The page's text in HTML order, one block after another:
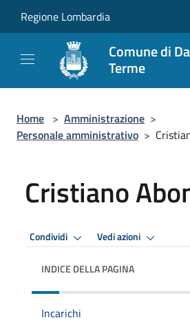
Regione Lombardia
Comune di
Terme
Home > Amministrazione >
Personale amministrativo >
Cristiano
Condividi Vedi azioni
INDICE DELLA PAGINA
Incarichi